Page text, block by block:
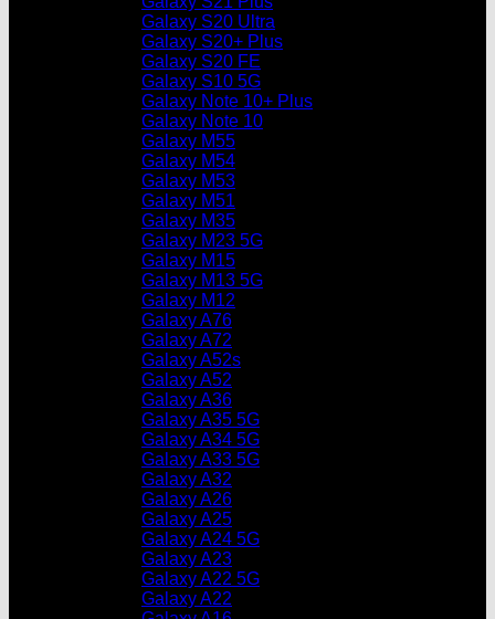
Galaxy S20 Ultra
Galaxy S20+ Plus
Galaxy S20 FE
Galaxy S10 5G
Galaxy Note 10+ Plus
Galaxy Note 10
Galaxy M55
Galaxy M54
Galaxy M53
Galaxy M51
Galaxy M35
Galaxy M23 5G
Galaxy M15
Galaxy M13 5G
Galaxy M12
Galaxy A76
Galaxy A72
Galaxy A52s
Galaxy A52
Galaxy A36
Galaxy A35 5G
Galaxy A34 5G
Galaxy A33 5G
Galaxy A32
Galaxy A26
Galaxy A25
Galaxy A24 5G
Galaxy A23
Galaxy A22 5G
Galaxy A22